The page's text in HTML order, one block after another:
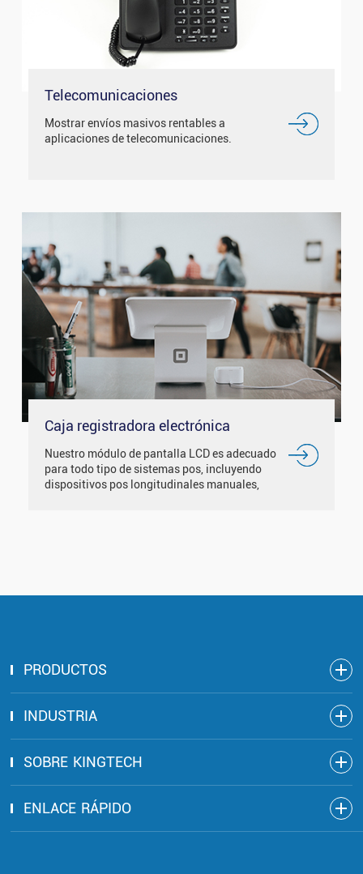
Telecomunicaciones
Mostrar envíos masivos rentables a
aplicaciones de telecomunicaciones.
Caja registradora electrónica
Nuestro módulo de pantalla LCD es adecuado
para todo tipo de sistemas pos, incluyendo
dispositivos pos longitudinales manuales,
PRODUCTOS
INDUSTRIA
SOBRE KINGTECH
ENLACE RÁPIDO